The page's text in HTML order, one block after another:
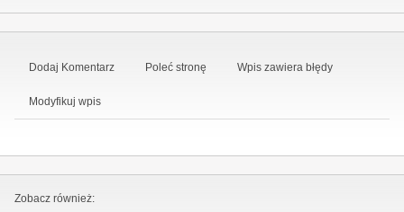
Dodaj Komentarz Poleć stronę Wpis zawiera błędy
Modyfikuj wpis
Zobacz również: